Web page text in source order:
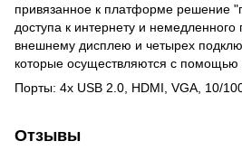
привязанное к платформе решение
доступа к интернету и
внешнему дисплею и четырех
которые осуществляются с помощью
Порты: 4x USB 2.0, HDMI, VGA, 10/
Отзывы